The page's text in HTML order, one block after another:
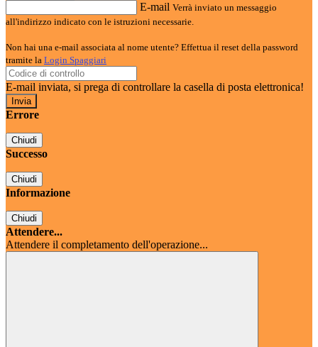
E-mail Verrà inviato un messaggio
all'indirizzo indicato con le istruzioni necessarie.
Non hai una e-mail associata al nome utente? Effettua il reset della password
tramite la Login Spaggiari
E-mail inviata, si prega di controllare la casella di posta elettronica!
Errore
Chiudi
Successo
Chiudi
Informazione
Chiudi
Attendere...
Attendere il completamento dell'operazione...